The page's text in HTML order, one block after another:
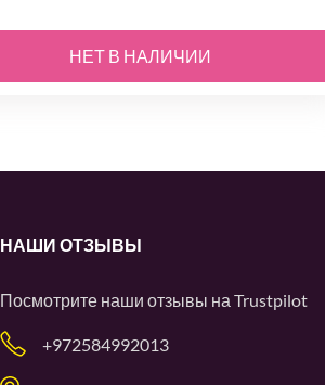
НЕТ В НАЛИЧИИ
НАШИ ОТЗЫВЫ
Посмотрите наши отзывы на Trustpilot
+972584992013